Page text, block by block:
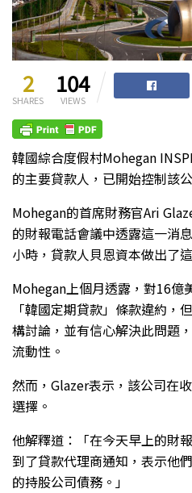
2
SHARES
104
VIEWS
韓國綜合度假村Mohegan
的主要貸款人，已開始控制該
Mohegan的首席財務官Ari
的財報電話會議中透露這一消
小時，貸款人貝恩資本做出了
Mohegan上個月透露，對16億
「韓國定期貸款」條款違約，
構討論，並有信心解決此問題
流動性。
然而，Glazer表示，該公司在
選擇。
他解釋道：「在今天早上的財
到了貸款代理商通知，表示他
的持股公司債務。」